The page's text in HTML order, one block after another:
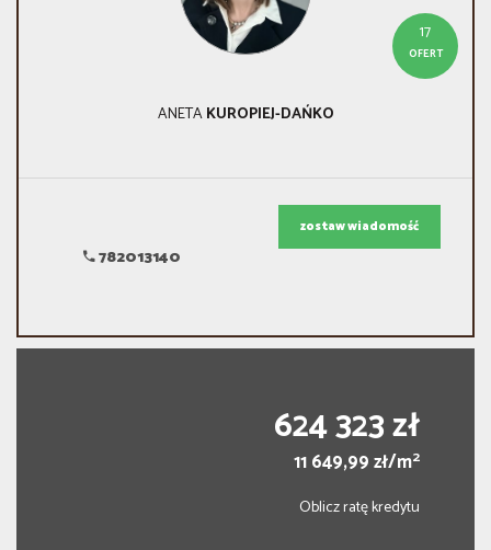
17
OFERT
ANETAKUROPIEJ-DAŃKO
782013140
zostaw wiadomość
624 323 zł
11 649,99 zł/m2
Oblicz ratę kredytu